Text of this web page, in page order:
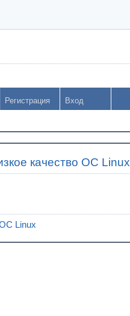
Регистрация Вход
качество ОС Linux
Linux